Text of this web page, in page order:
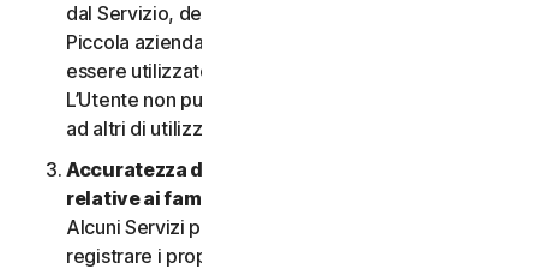
dal Servizio, dei relativi familiari o della relativa
Piccola azienda) per gestire i Servizi, e non deve
essere utilizzato da terzi per alcuno scopo.
L’Utente non può vendere, trasferire o consentire
ad altri di utilizzare le credenziali dell’account.
Accuratezza delle informazioni (incluse quelle
relative ai familiari o alla Piccola azienda)
Alcuni Servizi potrebbero consentire all’Utente di
registrare i propri familiari, i dipendenti della